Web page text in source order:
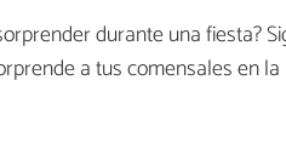
durante una fiesta?
a tus comensales en